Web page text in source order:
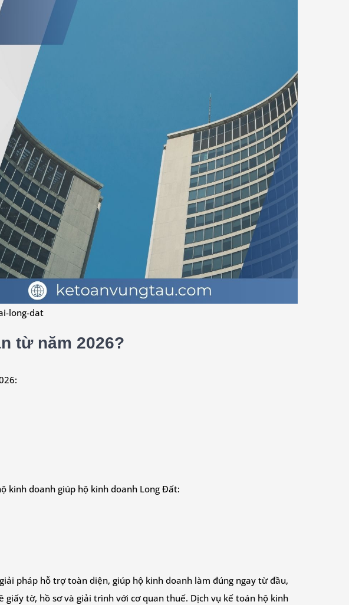
long-dat
từ năm 2026?
kinh doanh giúp hộ kinh doanh Long Đất:
pháp hỗ trợ toàn diện, giúp hộ kinh doanh làm đúng ngay từ đầu,
tờ, hồ sơ và giải trình với cơ quan thuế. Dịch vụ kế toán hộ kinh